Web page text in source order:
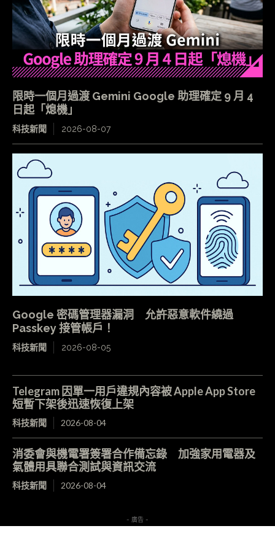
限時一個月過渡 Gemini Google 助理確定 9 月 4
日起「熄機」
科技新聞 2026-08-07
Google 密碼管理器漏洞 允許惡意軟件繞過
Passkey 接管帳戶！
科技新聞 2026-08-05
Telegram 因單一用戶違規內容被 Apple App Store
短暫下架後迅速恢復上架
科技新聞 2026-08-04
消委會與機電署簽署合作備忘錄 加強家用電器及
氣體用具聯合測試與資訊交流
科技新聞 2026-08-04
- 廣告 -